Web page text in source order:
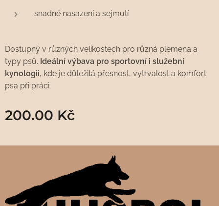
snadné nasazení a sejmutí
Dostupný v různých velikostech pro různá plemena a
typy psů. Ideální výbava pro sportovní i služební
kynologii, kde je důležitá přesnost, vytrvalost a komfort
psa při práci.
200.00 Kč